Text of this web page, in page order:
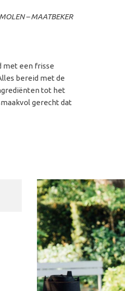
– MAATBEKER
met een frisse
bereid met de
tot het
gerecht dat